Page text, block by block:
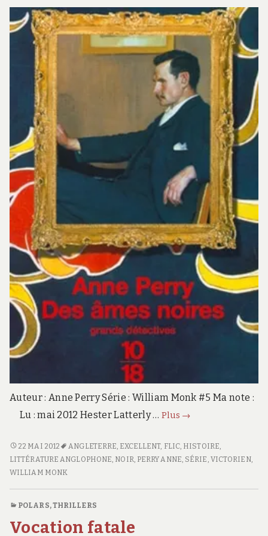
#6</SPAN>
Auteur : Anne Perry Série : William Monk #5 Ma note :
Lu : mai 2012 Hester Latterly … Plus Des
noires
William
→
<SPAN
CLASS="ENTRY-
TITLE-
<SPAN
22 MAI 2012 ANGLETERRE, EXCELLENT, FLIC, HISTOIRE,
LITTÉRATURE ANGLOPHONE, NOIR, PERRY ANNE, SÉRIE , VICTORIEN,
WILLIAM MONK
POLARS, THRILLERS
Vocation fatale